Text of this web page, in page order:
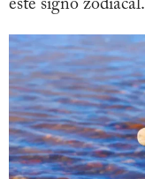
este signo zodiacal.